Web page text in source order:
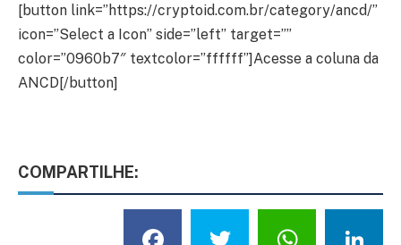
[button link=”https://cryptoid.com.br/category/ancd/”
icon=”Select a Icon” side=”left” target=””
color=”0960b7″ textcolor=”ffffff”]Acesse a coluna da
ANCD[/button]
COMPARTILHE: